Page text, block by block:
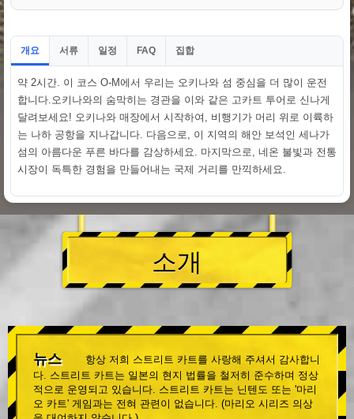
개요 서류 일정 FAQ 집합
약 2시간. 이 코스 O-M에서 우리는 오키나와 섬 중심을 더 많이 운전
합니다.오키나와의 숨막히는 경관을 이와 같은 고카트 투어로 신나게
달려보세요! 오키나와 매장에서 시작하여, 비행기가 머리 위로 이륙하
는 나하 공항을 지나갑니다. 다음으로, 이 지역의 해안 보석인 세나가
섬의 아름다운 푸른 바다를 감상하세요. 마지막으로, 네온 불빛과 전통
시장이 독특한 경험을 만들어내는 국제 거리를 만끽하세요.
소개
뉴스
항상 저희 스트리트 카트를 사랑해 주셔서 감사합니
다. 스트리트 카트는 일본의 현지 법률을 철저히 준수하며 정상
적으로 운영되고 있습니다. 스트리트 카트는 닌텐도 또는 '마리
오 카트' 게임과는 전혀 관련이 없습니다. (마리오 시리즈 의상